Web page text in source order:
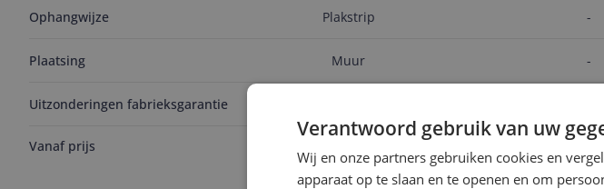
Ophangwijze
Plaatsing
Uitzonderingen fabrieksgarantie
Vanaf prijs
Plakstrip
Muur
v.a. € 8,16
Bekijk product
-
-
v.a. €
Bekijk
Verantwoord gebruik van uw
Wij en onze partners gebruiken cookies en
apparaat op te slaan en te openen en om